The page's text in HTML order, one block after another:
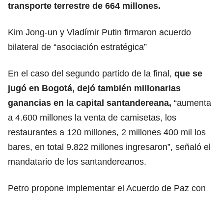
transporte terrestre de 664 millones.
Kim Jong-un y Vladímir Putin firmaron acuerdo
bilateral de “asociación estratégica”
En el caso del segundo partido de la final, que se
jugó en Bogotá, dejó también millonarias
ganancias en la capital santandereana, “aumenta
a 4.600 millones la venta de camisetas, los
restaurantes a 120 millones, 2 millones 400 mil los
bares, en total 9.822 millones ingresaron”, señaló el
mandatario de los santandereanos.
Petro propone implementar el Acuerdo de Paz con